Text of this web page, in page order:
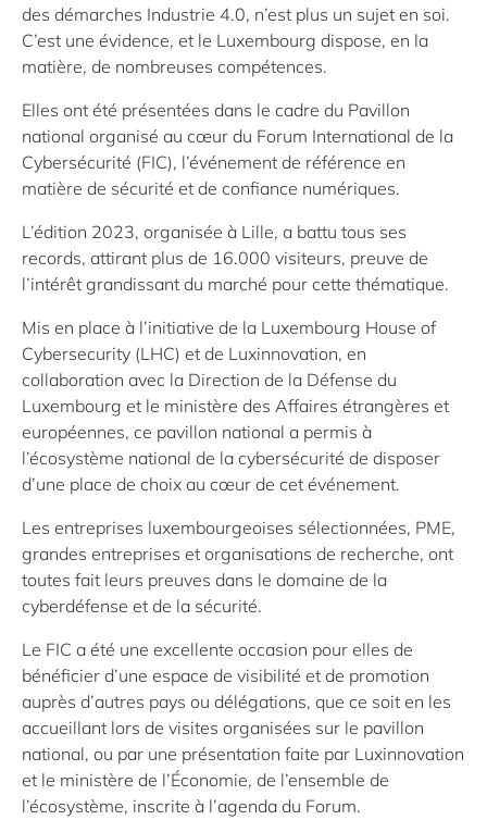
des démarches Industrie 4.0, n’est plus un sujet en soi.
C’est une évidence, et le Luxembourg dispose, en la
matière, de nombreuses compétences.
Elles ont été présentées dans le cadre du Pavillon
national organisé au cœur du Forum International de la
Cybersécurité (FIC), l’événement de référence en
matière de sécurité et de confiance numériques.
L’édition 2023, organisée à Lille, a battu tous ses
records, attirant plus de 16.000 visiteurs, preuve de
l’intérêt grandissant du marché pour cette thématique.
Mis en place à l’initiative de la Luxembourg House of
Cybersecurity (LHC) et de Luxinnovation, en
collaboration avec la Direction de la Défense du
Luxembourg et le ministère des Affaires étrangères et
européennes, ce pavillon national a permis à
l’écosystème national de la cybersécurité de disposer
d’une place de choix au cœur de cet événement.
Les entreprises luxembourgeoises sélectionnées, PME,
grandes entreprises et organisations de recherche, ont
toutes fait leurs preuves dans le domaine de la
cyberdéfense et de la sécurité.
Le FIC a été une excellente occasion pour elles de
bénéficier d’une espace de visibilité et de promotion
auprès d’autres pays ou délégations, que ce soit en les
accueillant lors de visites organisées sur le pavillon
national, ou par une présentation faite par Luxinnovation
et le ministère de l’Économie, de l’ensemble de
l’écosystème, inscrite à l’agenda du Forum.